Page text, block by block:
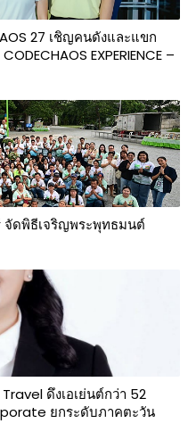
27 เชิญคนดังและแขก
EXPERIENCE –
จัดพิธีเจริญพระพุทธมนต์
ดึงเอเย่นต์กว่า 52
ยกระดับภาคตะวัน